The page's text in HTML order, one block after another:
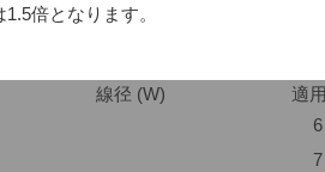
倍となります。
線径 (W)
適
6
7